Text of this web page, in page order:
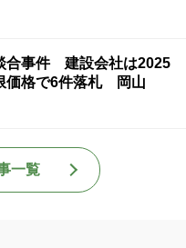
合事件 建設会社は2025
価格で6件落札 岡山
一覧